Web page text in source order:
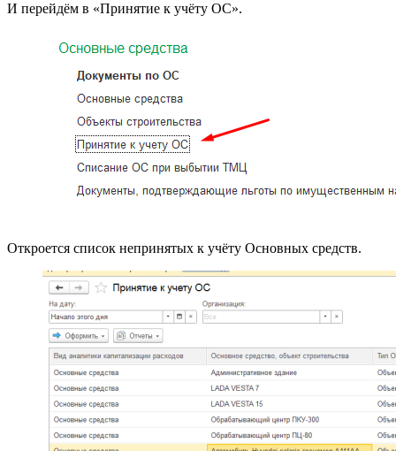
И перейдём в «Принятие к учёту ОС».
Откроется список непринятых к учёту Основных средств.